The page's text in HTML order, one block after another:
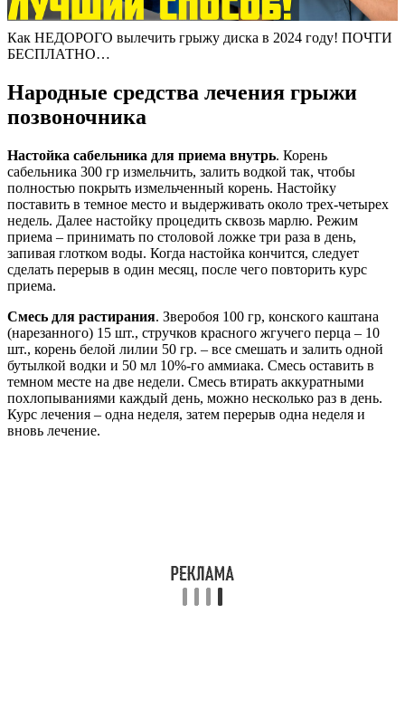
Как НЕДОРОГО вылечить грыжу диска в 2024 году! ПОЧТИ
БЕСПЛАТНО…
Народные средства лечения грыжи
позвоночника
Настойка сабельника для приема внутрь. Корень
сабельника 300 гр измельчить, залить водкой так, чтобы
полностью покрыть измельченный корень. Настойку
поставить в темное место и выдерживать около трех-четырех
недель. Далее настойку процедить сквозь марлю. Режим
приема – принимать по столовой ложке три раза в день,
запивая глотком воды. Когда настойка кончится, следует
сделать перерыв в один месяц, после чего повторить курс
приема.
Смесь для растирания. Зверобоя 100 гр, конского каштана
(нарезанного) 15 шт., стручков красного жгучего перца – 10
шт., корень белой лилии 50 гр. – все смешать и залить одной
бутылкой водки и 50 мл 10%-го аммиака. Смесь оставить в
темном месте на две недели. Смесь втирать аккуратными
похлопываниями каждый день, можно несколько раз в день.
Курс лечения – одна неделя, затем перерыв одна неделя и
вновь лечение.